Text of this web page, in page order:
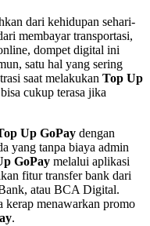
dari kehidupan sehari-
membayar transportasi,
dompet digital ini
satu hal yang sering
saat melakukan Top Up
cukup terasa jika
Up GoPay dengan
yang tanpa biaya admin
GoPay melalui aplikasi
fitur transfer bank dari
atau BCA Digital.
kerap menawarkan promo
.